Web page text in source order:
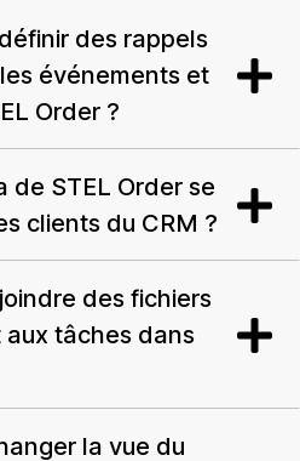
des rappels
événements et
Order ?
de STEL Order se
clients du CRM ?
des fichiers
tâches dans
la vue du